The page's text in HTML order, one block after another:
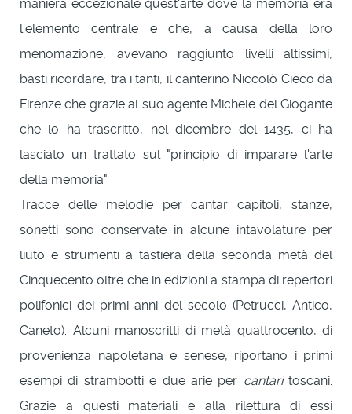
maniera eccezionale quest'arte dove la memoria era
l'elemento centrale e che, a causa della loro
menomazione, avevano raggiunto livelli altissimi,
basti ricordare, tra i tanti, il canterino Niccolò Cieco da
Firenze che grazie al suo agente Michele del Giogante
che lo ha trascritto, nel dicembre del 1435, ci ha
lasciato un trattato sul "principio di imparare l'arte
della memoria".
Tracce delle melodie per cantar capitoli, stanze,
sonetti sono conservate in alcune intavolature per
liuto e strumenti a tastiera della seconda metà del
Cinquecento oltre che in edizioni a stampa di repertori
polifonici dei primi anni del secolo (Petrucci, Antico,
Caneto). Alcuni manoscritti di metà quattrocento, di
provenienza napoletana e senese, riportano i primi
esempi di strambotti e due arie per cantaritoscani.
Grazie a questi materiali e alla rilettura di essi